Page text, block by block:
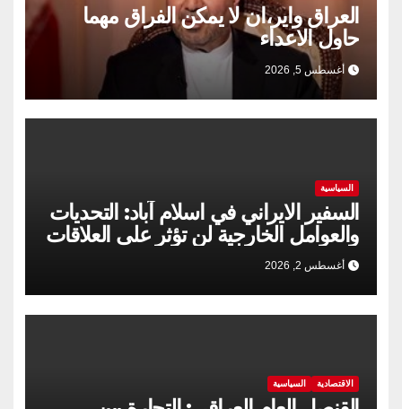
العراق واير،ان لا يمكن الفراق مهما
حاول الاعداء
أغسطس 5, 2026
السياسية
السفير الايراني في اسلام آباد: التحديات
والعوامل الخارجية لن تؤثر على العلاقات
الإيرانية الباكستانية
أغسطس 2, 2026
الاقتصادية السياسية